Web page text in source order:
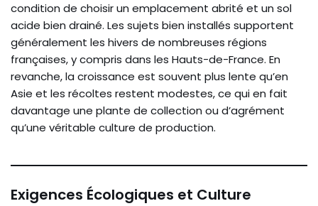
condition de choisir un emplacement abrité et un sol
acide bien drainé. Les sujets bien installés supportent
généralement les hivers de nombreuses régions
françaises, y compris dans les Hauts-de-France. En
revanche, la croissance est souvent plus lente qu’en
Asie et les récoltes restent modestes, ce qui en fait
davantage une plante de collection ou d’agrément
qu’une véritable culture de production.
Exigences Écologiques et Culture